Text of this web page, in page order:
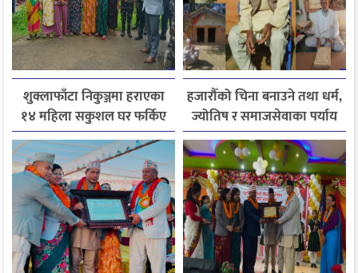
शुक्लाफाँटा निकुञ्जमा हराएका
१४ महिला सकुशल घर फर्किए
हजारौँको चिना बनाउने तथा धर्म,
ज्योतिष र समाजसेवाका पर्याय
धनदेव जोशी अब स्मृतिमा